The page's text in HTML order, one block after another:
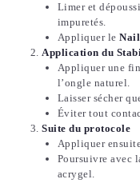
Limer et
impuretés.
Appliquer le
Application du
Appliquer une
l’ongle naturel.
Laisser sécher
Éviter tout
Suite du protocole
Appliquer
Poursuivre avec
acrygel.